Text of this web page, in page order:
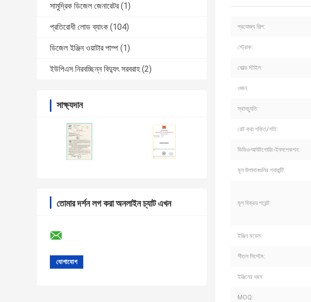
সামুদ্রিক ডিজেল জেনারেটর (1)
প্রতিরোধী লোড ব্যাংক (104)
ডিজেল ইঞ্জিন ওয়াটার পাম্প (1)
ইউপিএস নিরবচ্ছিন্ন বিদ্যুৎ সরবরাহ (2)
সাক্ষ্যদান
তোমার দর্শন লগ করা অনলাইন চ্যাট এখন
প্রযোজ্য শিল্প:
স্ট্রোক:
কোল্ড স্টাইল:
ওজন:
স্থানচ্যুতি:
রেট করা শক্তি/গতি:
ভিডিও-আউটগোয়িং-ইনসপেকশন:
মূল উপাদানগুলির গ্যারান্টি:
মূল বিক্রয় পয়েন্ট:
ইঞ্জিন মডেল:
শীতল সিস্টেম:
ইঞ্জিনের ধরন:
MOQ: